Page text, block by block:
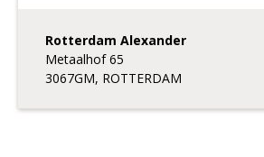
Rotterdam Alexander
Metaalhof 65
3067GM, ROTTERDAM